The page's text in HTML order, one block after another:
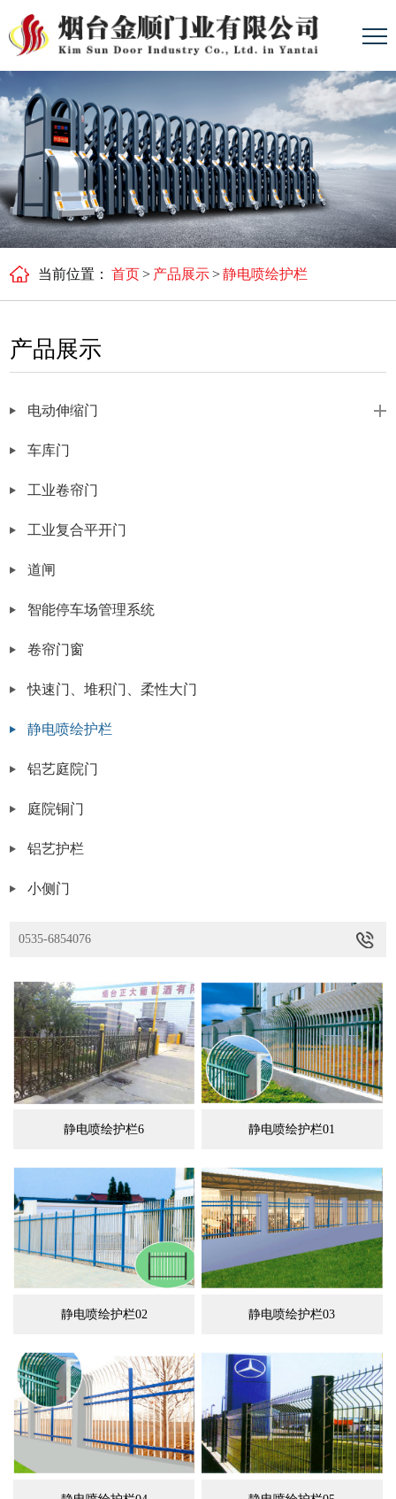
当前位置： 首页> 产品展示>静电喷绘护栏
产品展示
电动伸缩门
车库门
工业卷帘门
工业复合平开门
道闸
智能停车场管理系统
卷帘门窗
快速门、堆积门、柔性大门
静电喷绘护栏
铝艺庭院门
庭院铜门
铝艺护栏
小侧门
0535-6854076
静电喷绘护栏6 静电喷绘护栏01
静电喷绘护栏02 静电喷绘护栏03